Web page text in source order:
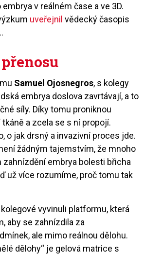
v reálném čase a ve 3D.
uveřejnil vědecký časopis
..
Samuel Ojosnegros, s kolegy
embrya doslova zavrtávají, a to
síly. Díky tomu proniknou
a zcela se s ní propojí.
o jak drsný a invazivní proces jde.
žádným tajemstvím, že mnoho
zahnízdění embrya bolesti břicha
už více rozumíme, proč tomu tak
vyvinuli platformu, která
aby se zahnízdila za
ale mimo reálnou dělohu.
dělohy“ je gelová matrice s